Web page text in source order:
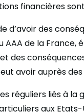
financières
d’avoir des
AAA de la France,
des
avoir auprès des
réguliers liés à la
aux Etats-